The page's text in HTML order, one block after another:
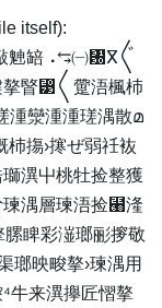
itself):
䰠䍌⠠⥃㈠㄰ⴳ〲
睯⁳〱䠠浯⁥楓杮
敬䰠湡畧条⁥浡㙤‴〱〮਍潆睲牡敤⁤潴攠楸瑳湩⁧灓湩⁥湩瑳湡散മ
杮摥›㩃ぜ弱祍䘠
潩屮桃牡捡整獲
瑓湡層瑓浯捡⹨湰
睥彩潂瑯彨摉敬‬
瑯映畯摮›瑓湡⽤
牛来潩㩮匠慴摮